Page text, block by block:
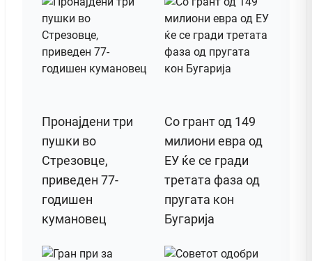
Пронајдени три
пушки во
Стрезовце,
приведен 77-
годишен
кумановец
Со грант од 149
милиони евра од
ЕУ ќе се гради
третата фаза од
пругата кон
Бугарија